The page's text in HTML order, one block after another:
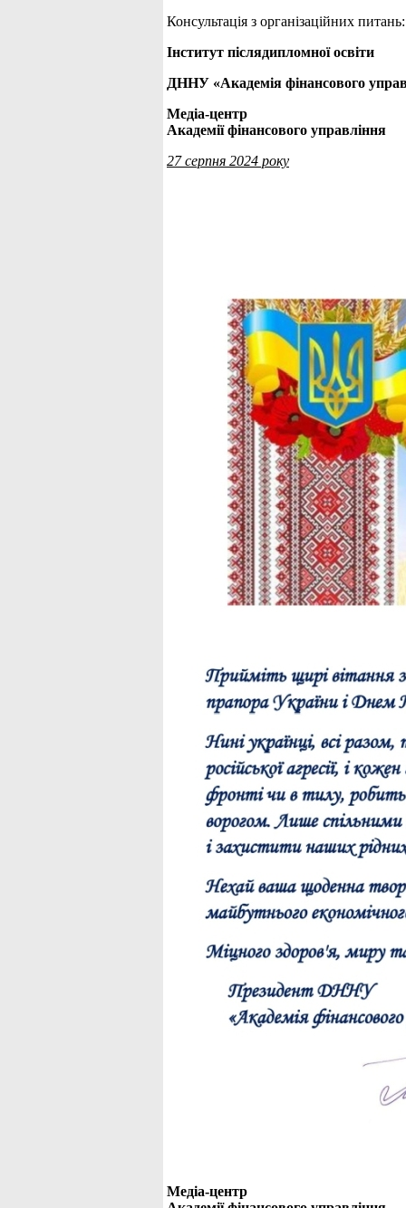
Консультація з організаційних
Інститут післядипломної освіти
ДННУ «Академія фінансового
Медіа-центр
Академії фінансового управління
27 серпня 2024 року
Медіа-центр